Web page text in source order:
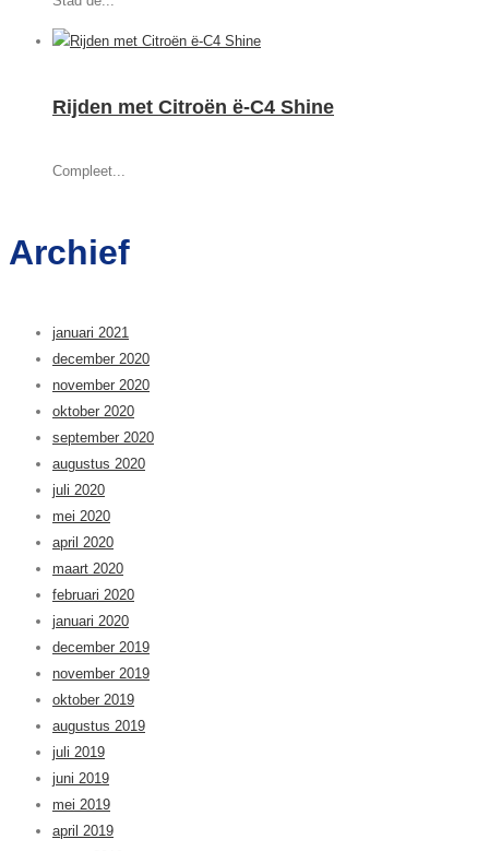
Rijden met Citroën ë-C4 Shine
Compleet...
Archief
januari 2021
december 2020
november 2020
oktober 2020
september 2020
augustus 2020
juli 2020
mei 2020
april 2020
maart 2020
februari 2020
januari 2020
december 2019
november 2019
oktober 2019
augustus 2019
juli 2019
juni 2019
mei 2019
april 2019